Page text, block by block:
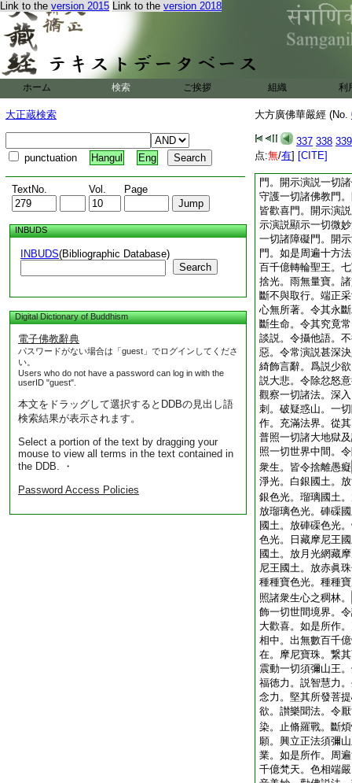
Link to the version 2015 Link to the version 2018
ホーム 検索 ご挨拶 組織 利
大正蔵検索
punctuation Hangul Eng
TextNo. Vol. Page
INBUDS
INBUDS(Bibliographic Database)
Search
Digital Dictionary of Buddhism
電子佛教辭典
パスワードがない場合は「guest」でログインしてくださ
い。
Users who do not have a password can log in with the
userID "guest".
本文をドラッグして選択するとDDBの見出し語
検索結果が表示されます。
Select a portion of the text by dragging your
mouse to view all terms in the text contained in
the DDB. ・
Password Access Policies
大方廣佛華嚴經 (No.
337 338 339
点:無/有] [CITE]
執金剛神。守護諸
切世間。有怖畏者
除差。有苦惱者。
無數百千億緊那羅
前後圍遶。又出無
無數乾闥婆女。前
歌詠讃歎發菩提心
詠讃歎一切諸佛成
門。開示演説一切
守護一切諸佛教門
皆歡喜門。開示演
示演説顯示一切微
一切諸障礙門。開
門。如是周遍十方
百千億轉輪聖王。
捨光。雨無量寶。
斷不與取行。端正
心無所著。令其永
斷生命。令其究竟
談説。令攝他語。
惡。令常演説甚深
綺飾言辭。爲説少
説大悲。令除忿怒
觀察一切諸法。深
刺。破疑惑山。一
作。充滿法界。從
普照一切諸大地獄
照一切世界中間。
衆生。皆令捨離愚癡
淨光。白銀國土。
銀色光。瑠璃國土
放瑠璃色光。硨磲
國土。放硨磲色光
色光。日藏摩尼王
國土。放月光網藏
尼王國土。放赤眞
種種寶色光。種種
照諸衆生心之稠林。
飾一切世間境界。
大歡喜。如是所作
相中。出無數百千
在。摩尼寶珠。繋
震動一切須彌山王
福徳力。説智慧力
念力。堅其所發菩
欲。讃樂聞法。令
染。止脩羅戰。斷
願。興立正法須彌
業。如是所作。周
千億梵天。色相端